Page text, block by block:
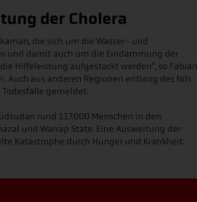
der Cholera
die sich um die Wasser- und
und damit auch um die Eindämmung der
Hilfeleistung aufgestockt werden“, so Fabian
. Auch aus anderen Regionen entlang des Nils
Todesfälle gemeldet.
rund 117.000 Menschen in den
und Warrap State. Eine Ausweitung der
Katastrophe durch Hunger und Krankheit.